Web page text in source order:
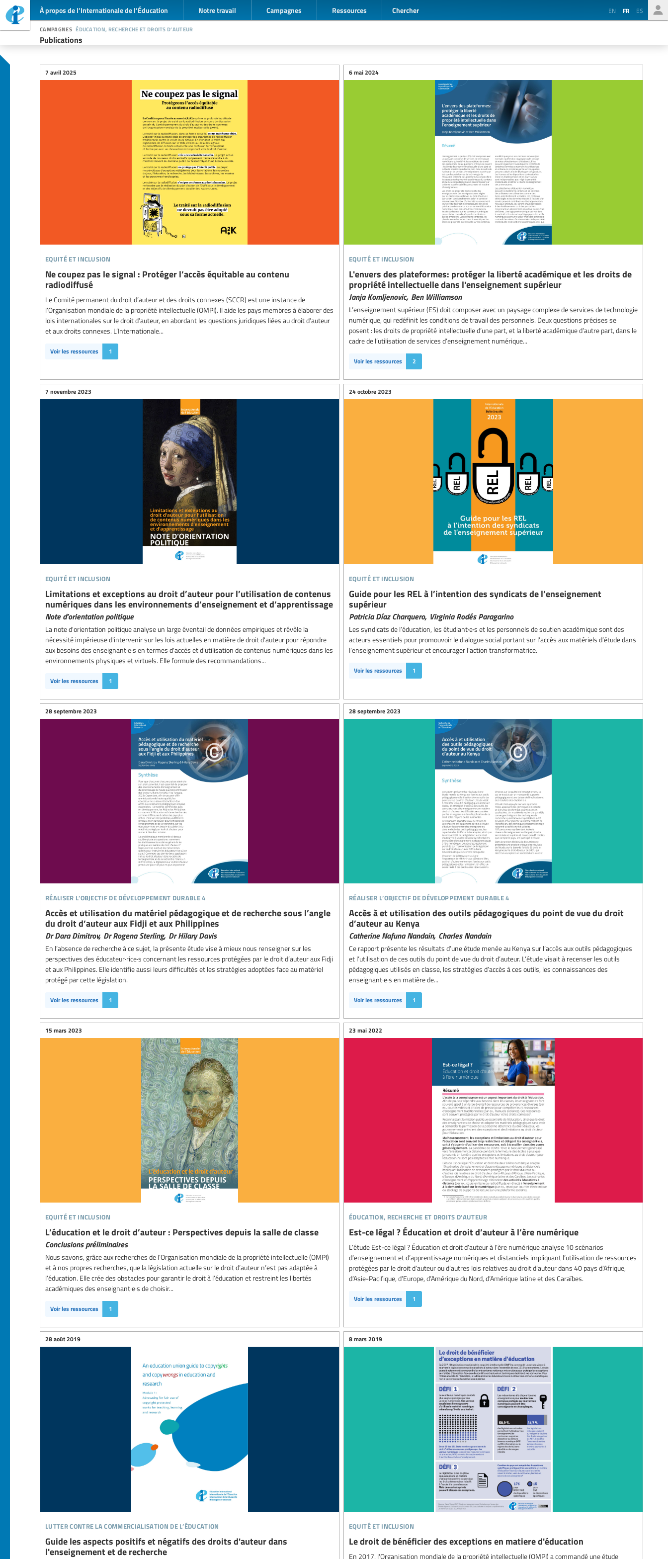
À propos de l’Internationale de l’Éducation Notre travail Campagnes Ressources Chercher EN FR ES
Publications
campagnes éducation, recherche et droits d’auteur
equité et inclusion
Ne coupez pas le signal : Protéger l’accès équitable au contenu
radiodiffusé
7 avril 2025
Le Comité permanent du droit d’auteur et des droits connexes (SCCR) est une instance de
l’Organisation mondiale de la propriété intellectuelle (OMPI). Il aide les pays membres à élaborer des
lois internationales sur le droit d’auteur, en abordant les questions juridiques liées au droit d’auteur
et aux droits connexes. L’Internationale...
Voir les ressources 1
equité et inclusion
L'envers des plateformes: protéger la liberté académique et les droits de
propriété intellectuelle dans l'enseignement supérieur
Janja Komljenovic, Ben Williamson
6 mai 2024
L’enseignement supérieur (ES) doit composer avec un paysage complexe de services de technologie
numérique, qui redéfinit les conditions de travail des personnels. Deux questions précises se
posent : les droits de propriété intellectuelle d’une part, et la liberté académique d’autre part, dans le
cadre de l’utilisation de services d’enseignement numérique...
Voir les ressources 2
equité et inclusion
Limitations et exceptions au droit d’auteur pour l’utilisation de contenus
numériques dans les environnements d’enseignement et d’apprentissage
Note d’orientation politique
7 novembre 2023
La note d'orientation politique analyse un large éventail de données empiriques et révèle la
nécessité impérieuse d'intervenir sur les lois actuelles en matière de droit d'auteur pour répondre
aux besoins des enseignant·e·s en termes d'accès et d'utilisation de contenus numériques dans les
environnements physiques et virtuels. Elle formule des recommandations...
Voir les ressources 1
equité et inclusion
Guide pour les REL à l’intention des syndicats de l’enseignement
supérieur
Patricia Díaz Charquero, Virginia Rodés Paragarino
24 octobre 2023
Les syndicats de l’éducation, les étudiant·e·s et les personnels de soutien académique sont des
acteurs essentiels pour promouvoir le dialogue social portant sur l’accès aux matériels d’étude dans
l’enseignement supérieur et encourager l’action transformatrice.
Voir les ressources 1
réaliser l’objectif de développement durable 4
Accès et utilisation du matériel pédagogique et de recherche sous l’angle
du droit d’auteur aux Fidji et aux Philippines
Dr Dara Dimitrov, Dr Rogena Sterling, Dr Hilary Davis
28 septembre 2023
En l’absence de recherche à ce sujet, la présente étude vise à mieux nous renseigner sur les
perspectives des éducateur·rice·s concernant les ressources protégées par le droit d’auteur aux Fidji
et aux Philippines. Elle identifie aussi leurs difficultés et les stratégies adoptées face au matériel
protégé par cette législation.
Voir les ressources 1
réaliser l’objectif de développement durable 4
Accès à et utilisation des outils pédagogiques du point de vue du droit
d’auteur au Kenya
Catherine Nafuna Nandain, Charles Nandain
28 septembre 2023
Ce rapport présente les résultats d’une étude menée au Kenya sur l’accès aux outils pédagogiques
et l’utilisation de ces outils du point de vue du droit d’auteur. L’étude visait à recenser les outils
pédagogiques utilisés en classe, les stratégies d’accès à ces outils, les connaissances des
enseignant·e·s en matière de...
Voir les ressources 1
equité et inclusion
L’éducation et le droit d’auteur : Perspectives depuis la salle de classe
Conclusions préliminaires
15 mars 2023
Nous savons, grâce aux recherches de l’Organisation mondiale de la propriété intellectuelle (OMPI)
et à nos propres recherches, que la législation actuelle sur le droit d’auteur n’est pas adaptée à
l’éducation. Elle crée des obstacles pour garantir le droit à l’éducation et restreint les libertés
académiques des enseignant·e·s de choisir...
Voir les ressources 1
éducation, recherche et droits d’auteur
Est-ce légal ? Éducation et droit d’auteur à l’ère numérique
23 mai 2022
L’étude Est-ce légal ? Éducation et droit d’auteur à l’ère numérique analyse 10 scénarios
d’enseignement et d’apprentissage numériques et distanciels impliquant l’utilisation de ressources
protégées par le droit d’auteur ou d’autres lois relatives au droit d’auteur dans 40 pays d’Afrique,
d’Asie-Pacifique, d’Europe, d’Amérique du Nord, d’Amérique latine et des Caraïbes.
Voir les ressources 1
lutter contre la commercialisation de l’éducation
Guide les aspects positifs et négatifs des droits d'auteur dans
l'enseignement et de recherche
28 août 2019
equité et inclusion
Le droit de bénéficier des exceptions en matiere d'éducation
8 mars 2019
En 2017, l'Organisation mondiale de la propriété intellectuelle (OMPI) a commandé une étude